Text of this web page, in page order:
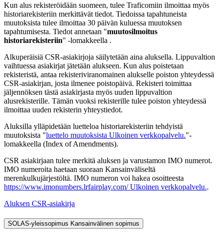
Kun alus rekisteröidään suomeen, tulee Traficomiin ilmoittaa myös
historiarekisteriin merkittävät tiedot. Tiedoissa tapahtuneista
muutoksista tulee ilmoittaa 30 päivän kuluessa muutoksen
tapahtumisesta. Tiedot annetaan "muutosilmoitus
historiarekisteriin" -lomakkeella .
Alkuperäisiä CSR-asiakirjoja säilytetään aina aluksella. Lippuvaltion
vaihtuessa asiakirjat jätetään alukseen. Kun alus poistetaan
rekisteristä, antaa rekisteriviranomainen alukselle poiston yhteydessä
CSR-asiakirjan, josta ilmenee poistopäivä. Rekisteri toimittaa
jäljennöksen tästä asiakirjasta myös uuden lippuvaltion
alusrekisterille. Tämän vuoksi rekisterille tulee poiston yhteydessä
ilmoittaa uuden rekisterin yhteystiedot.
Aluksilla ylläpidetään luetteloa historiarekisteriin tehdyistä
muutoksista "luettelo muutoksista Ulkoinen verkkopalvelu."-
lomakkeella (Index of Amendments).
CSR asiakirjaan tulee merkitä aluksen ja varustamon IMO numerot.
IMO numeroita haetaan suoraan Kansainväliseltä
merenkulkujärjestöltä. IMO numeron voi hakea osoitteesta
https://www.imonumbers.lrfairplay.com/ Ulkoinen verkkopalvelu..
Aluksen CSR-asiakirja
SOLAS-yleissopimus Kansainvälinen sopimus